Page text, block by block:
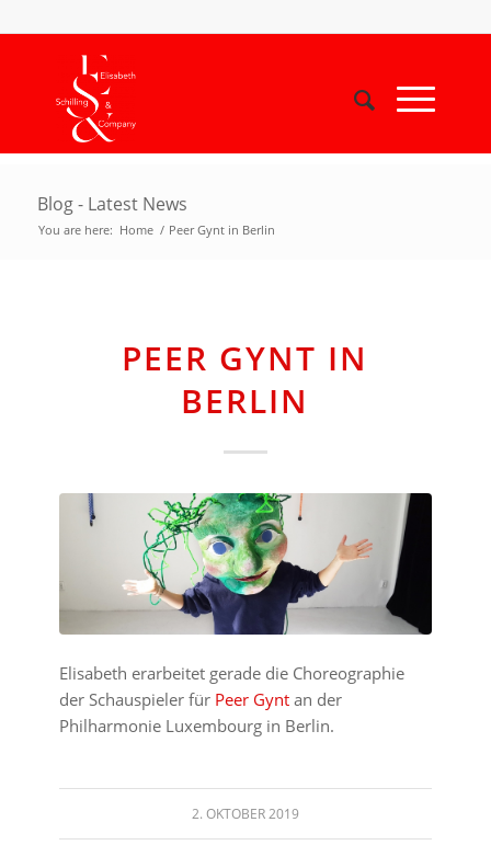
Blog - Latest News
You are here: Home / Peer Gynt in Berlin
PEER GYNT IN
BERLIN
Elisabeth erarbeitet gerade die Choreographie
der Schauspieler für Peer Gyntan der
Philharmonie Luxembourg in Berlin.
2. OKTOBER 2019